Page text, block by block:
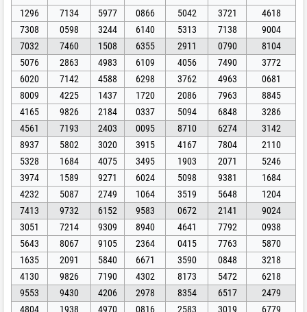
1296
7134 5977 0866 5042 3721
4618
7308
0598 3244 6140 5313 7138
9004
7032
7460 1508 6355 2911 0790
8104
5076
2863 4983 6109 4056 7490
3772
6020
7142 4588 6298 3762 4963
0681
8009
4225 1437 1720 2086 7963
8845
4165
9826 2184 0337 5094 6848
3286
4561
7193 2403 0095 8710 6274
3142
8937
5802 3020 3915 4167 7804
2110
5328
1684 4075 3495 1903 2071
5246
3974
1589 9271 6024 5098 9381
1684
4232
5087 2749 1064 3519 5648
1204
7413
9732 6152 9583 0672 2141
9024
3051
7214 9309 8940 4641 7792
0938
5643
8067 9105 2364 0415 7763
5870
1635
2091 5840 6671 3590 0848
3218
4130
9826 7190 4302 8173 5472
6218
9553
9430 4206 2978 8354 6517
2479
4804
1938 4970 0816 2583 3019
6779